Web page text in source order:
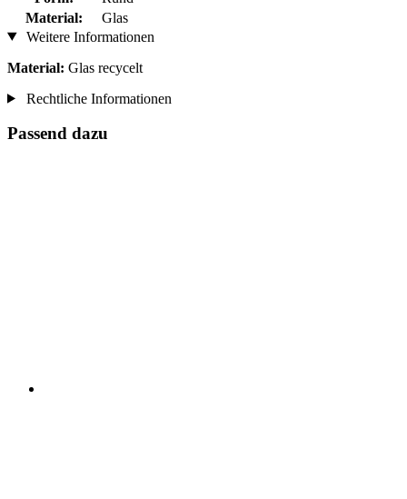
Material:
Glas
Weitere Informationen
Material: Glas recycelt
Rechtliche Informationen
Passend dazu